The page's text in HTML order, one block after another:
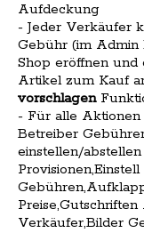
Aufdeckung
- Jeder Verkäufer
Gebühr (im Admin
Shop eröffnen und
Artikel zum Kauf
vorschlagen
- Für alle Aktionen
Betreiber
einstellen/
Provisionen,Einstell
Verkäufer,Bilder